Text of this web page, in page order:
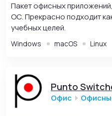
Пакет офисных
ОС. Прекрасно подходит
учебных целей.
Windows macOS Linux
Punto
Офис